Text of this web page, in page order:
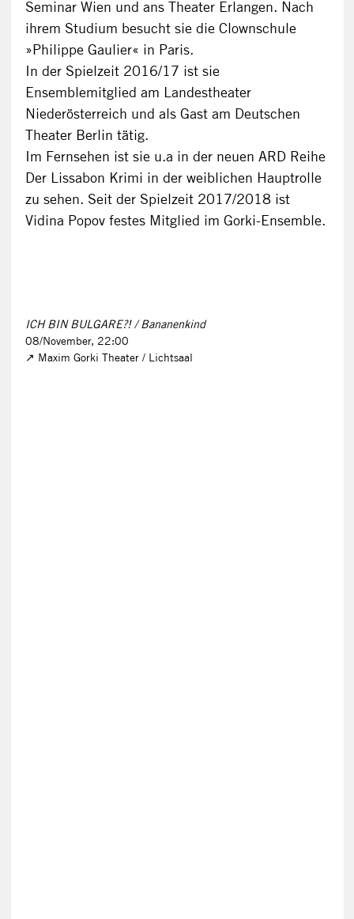
Seminar Wien und ans Theater Erlangen. Nach
ihrem Studium besucht sie die Clownschule
»Philippe Gaulier« in Paris.
In der Spielzeit 2016/17 ist sie
Ensemblemitglied am Landestheater
Niederösterreich und als Gast am Deutschen
Theater Berlin tätig.
Im Fernsehen ist sie u.a in der neuen ARD Reihe
Der Lissabon Krimi in der weiblichen Hauptrolle
zu sehen. Seit der Spielzeit 2017/2018 ist
Vidina Popov festes Mitglied im Gorki-Ensemble.
ICH BIN BULGARE?! / Bananenkind
08/November, 22:00
Maxim Gorki Theater / Lichtsaal